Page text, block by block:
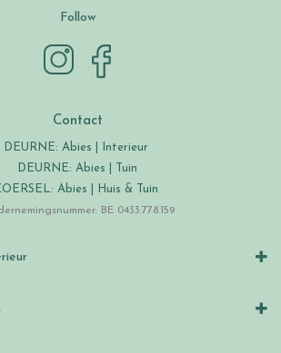
Follow
Contact
DEURNE: Abies | Interieur
DEURNE: Abies | Tuin
Abies | Huis & Tuin
BE 0433.778.159